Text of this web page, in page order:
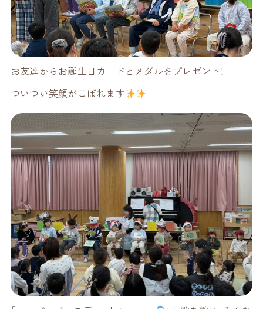
お友達からお誕生日カードとメダルをプレゼント！
ついつい笑顔がこぼれます